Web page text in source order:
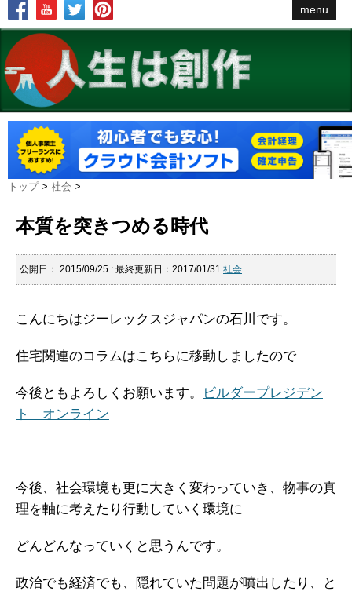
menu
トップ > 社会 >
本質を突きつめる時代
公開日： 2015/09/25 : 最終更新日：2017/01/31 社会
こんにちはジーレックスジャパンの石川です。
住宅関連のコラムはこちらに移動しましたので
今後ともよろしくお願います。
ビルダープレジデン
ト オンライン
今後、社会環境も更に大きく変わっていき、物事の真
理を軸に考えたり行動していく環境に
どんどんなっていくと思うんです。
政治でも経済でも、隠れていた問題が噴出したり、と